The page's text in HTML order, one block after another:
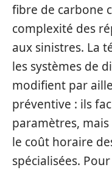
fibre de carbone
complexité des
aux sinistres. La
les systèmes de
modifient par
préventive : ils
paramètres,
le coût horaire
spécialisées.